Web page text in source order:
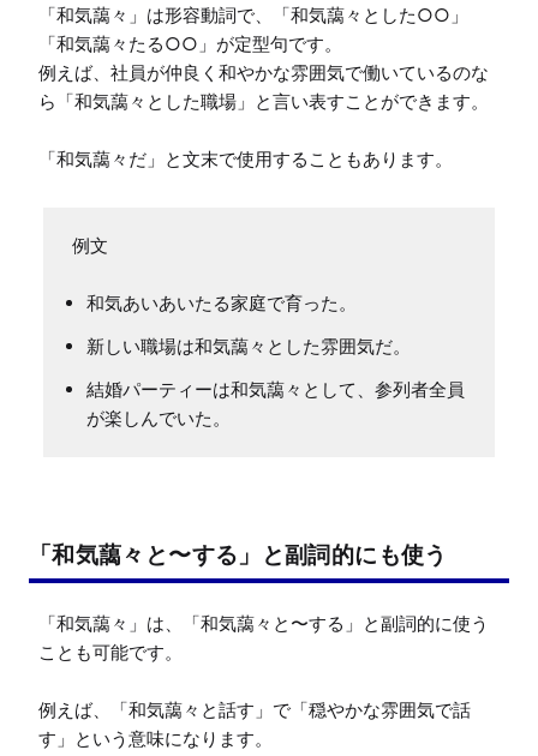
「和気藹々」は形容動詞で、「和気藹々とした○○」
「和気藹々たる○○」が定型句です。
例えば、社員が仲良く和やかな雰囲気で働いているのな
ら「和気藹々とした職場」と言い表すことができます。
「和気藹々だ」と文末で使用することもあります。
例文
和気あいあいたる家庭で育った。
新しい職場は和気藹々とした雰囲気だ。
結婚パーティーは和気藹々として、参列者全員
が楽しんでいた。
「和気藹々と〜する」と副詞的にも使う
「和気藹々」は、「和気藹々と〜する」と副詞的に使う
ことも可能です。
例えば、「和気藹々と話す」で「穏やかな雰囲気で話
す」という意味になります。